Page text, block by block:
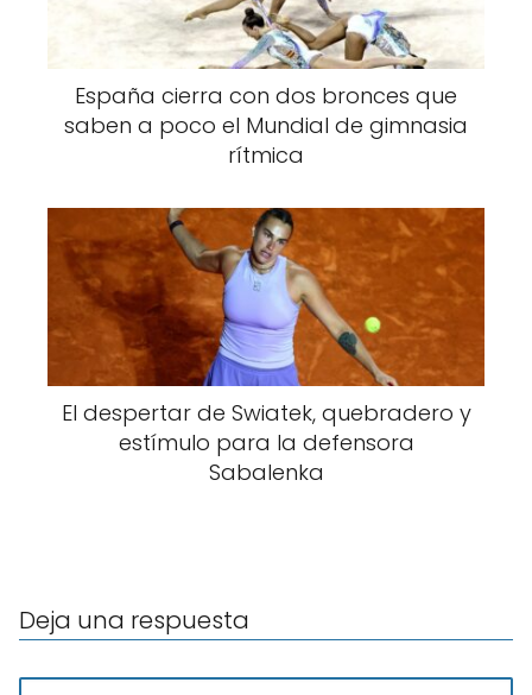
España cierra con dos bronces que
saben a poco el Mundial de gimnasia
rítmica
El despertar de Swiatek, quebradero y
estímulo para la defensora
Sabalenka
Deja una respuesta